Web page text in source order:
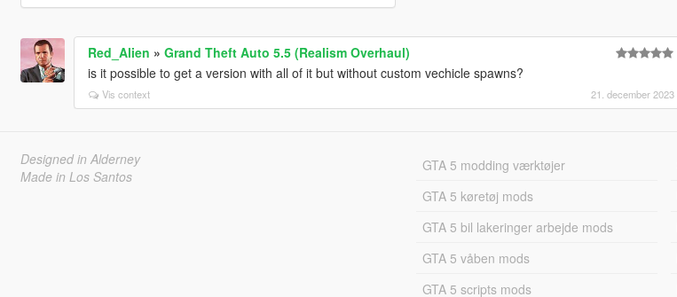
Red_Alien » Grand Theft Auto 5.5 (Realism Overhaul)
is it possible to get a version with all of it but without custom vechicle spawns?
Vis context 21. december 2023
Designed in Alderney
Made in Los Santos
GTA 5 modding værktøjer
GTA 5 køretøj mods
GTA 5 bil lakeringer arbejde mods
GTA 5 våben mods
GTA 5 scripts mods